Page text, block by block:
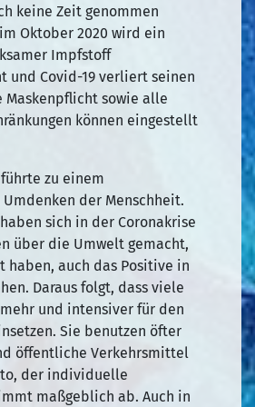
keine Zeit genommen
Oktober 2020 wird ein
Impfstoff
und Covid-19 verliert seinen
Maskenpflicht sowie alle
können eingestellt
zu einem
der Menschheit.
sich in der Coronakrise
über die Umwelt gemacht,
haben, auch das Positive in
Daraus folgt, dass viele
und intensiver für den
Sie benutzen öfter
öffentliche Verkehrsmittel
der individuelle
maßgeblich ab. Auch in